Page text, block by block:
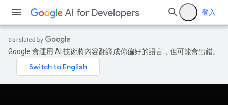
登入
Google 會運用 AI 技術將內容翻譯成你偏好的語言，但可能會出錯。